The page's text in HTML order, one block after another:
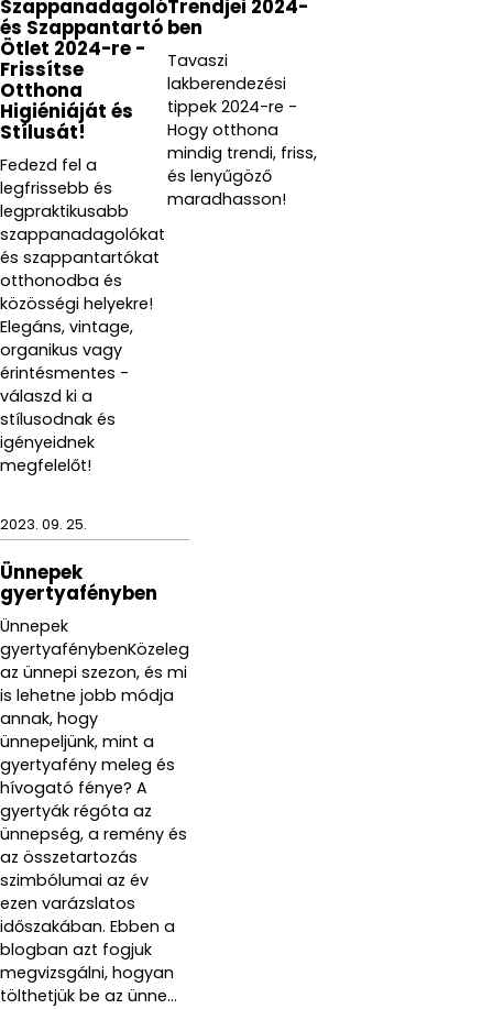
Szappanadagoló
és Szappantartó
Ötlet 2024-re -
Frissítse
Otthona
Higiéniáját és
Stílusát!
Fedezd fel a
legfrissebb és
legpraktikusabb
szappanadagolókat
és szappantartókat
otthonodba és
közösségi helyekre!
Elegáns, vintage,
organikus vagy
érintésmentes -
válaszd ki a
stílusodnak és
igényeidnek
megfelelőt!
Trendjei 2024-
ben
Tavaszi
lakberendezési
tippek 2024-re -
Hogy otthona
mindig trendi, friss,
és lenyűgöző
maradhasson!
2023. 09. 25.
Ünnepek
gyertyafényben
Ünnepek
gyertyafénybenKözeleg
az ünnepi szezon, és mi
is lehetne jobb módja
annak, hogy
ünnepeljünk, mint a
gyertyafény meleg és
hívogató fénye? A
gyertyák régóta az
ünnepség, a remény és
az összetartozás
szimbólumai az év
ezen varázslatos
időszakában. Ebben a
blogban azt fogjuk
megvizsgálni, hogyan
tölthetjük be az ünne...